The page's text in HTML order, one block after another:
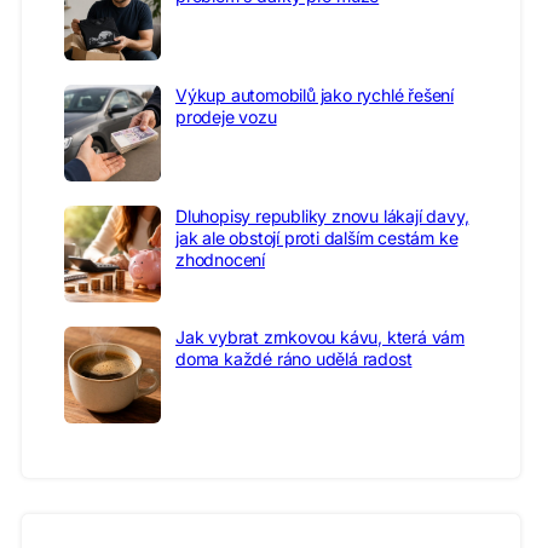
Výkup automobilů jako rychlé řešení
prodeje vozu
Dluhopisy republiky znovu lákají davy,
jak ale obstojí proti dalším cestám ke
zhodnocení
Jak vybrat zrnkovou kávu, která vám
doma každé ráno udělá radost